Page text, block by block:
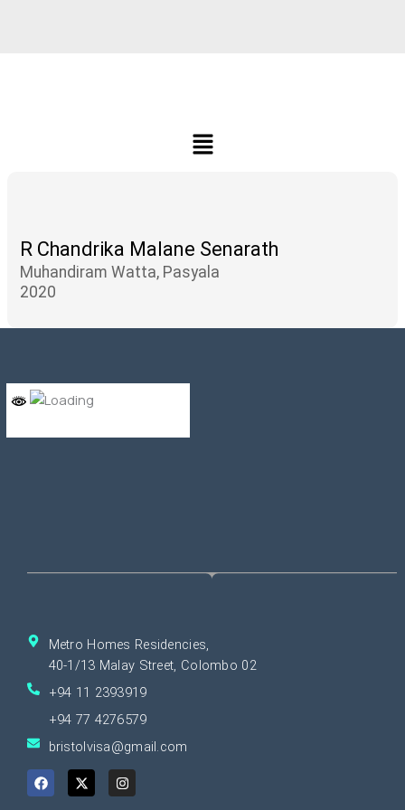
Menu
R Chandrika Malane Senarath
Muhandiram Watta, Pasyala
2020
Metro Homes Residencies,
40-1/13 Malay Street, Colombo 02
+94 11 2393919
+94 77 4276579
bristolvisa@gmail.com
a
c
-
t
n
s